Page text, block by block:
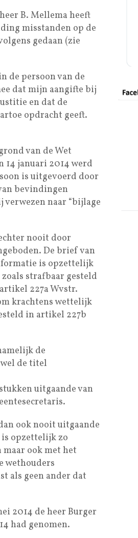
B. Mellema heeft
misstanden op de
gedaan (zie
de persoon van de
dat mijn aangifte bij
en dat de
opdracht geeft.
van de Wet
14 januari 2014 werd
is uitgevoerd door
bevindingen
naar “bijlage
nooit door
De brief van
is opzettelijk
strafbaar gesteld
227a Wvstr.
krachtens wettelijk
in artikel 227b
de
de titel
uitgaande van
ook nooit uitgaande
opzettelijk zo
ook met het
wethouders
als geen ander dat
2014 de heer Burger
had genomen.